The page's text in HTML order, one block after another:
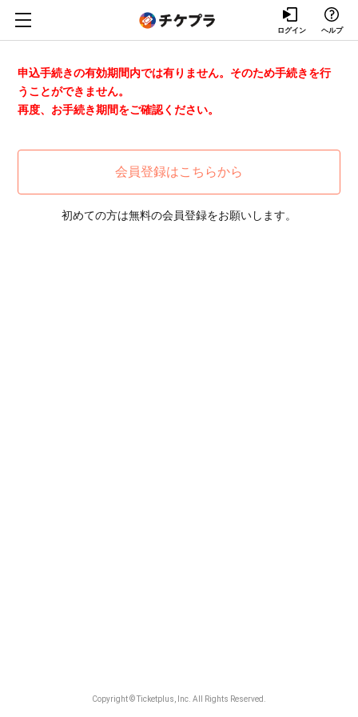
ログイン ヘルプ
申込手続きの有効期間内では有りません。そのため手続きを行
うことができません。
再度、お手続き期間をご確認ください。
会員登録はこちらから
初めての方は無料の会員登録をお願いします。
Copyright © Ticketplus, Inc. All Rights Reserved.